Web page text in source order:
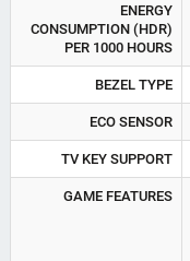
ENERGY
CONSUMPTION (HDR)
PER 1000 HOURS
BEZEL TYPE
ECO SENSOR
TV KEY SUPPORT
GAME FEATURES